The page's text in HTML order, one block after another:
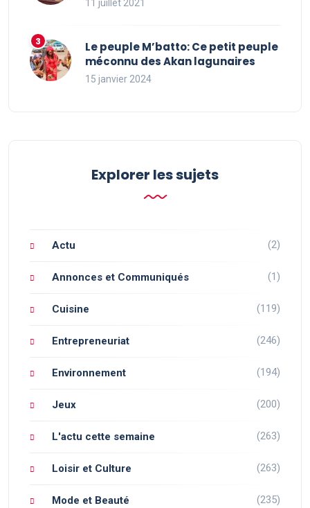
11 juillet 2021
Le peuple M’batto: Ce petit peuple
méconnu des Akan lagunaires
15 janvier 2024
Explorer les sujets
Actu (2)
Annonces et Communiqués (1)
Cuisine (119)
Entrepreneuriat (246)
Environnement (194)
Jeux (200)
L'actu cette semaine (263)
Loisir et Culture (263)
Mode et Beauté (235)